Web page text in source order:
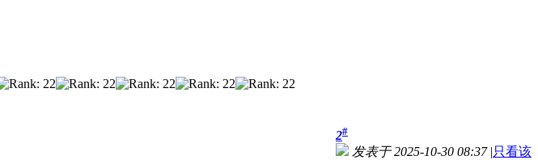
2#
发表于 2025-10-30 08:37 |只看该